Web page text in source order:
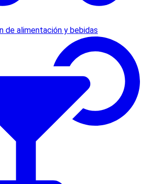
de alimentación y bebidas